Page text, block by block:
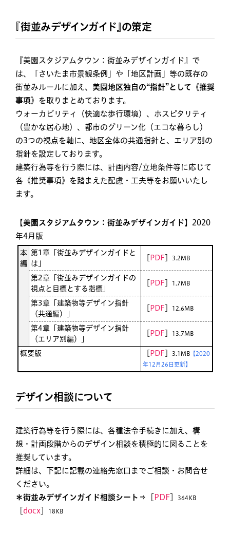
『街並みデザインガイド』の策定
『美園スタジアムタウン：街並みデザインガイド』で
は、「さいたま市景観条例」や「地区計画」等の既存の
街並みルールに加え、 美園地区独自の“指針”として《推奨
事項》 を取りまとめております。
ウォーカビリティ（快適な歩行環境）、ホスピタリティ
（豊かな居心地）、都市のグリーン化（エコな暮らし）
の3つの視点を軸に、地区全体の共通指針と、エリア別の
指針を設定しております。
建築行為等を行う際には、計画内容/立地条件等に応じて
各《推奨事項》を踏まえた配慮・工夫等をお願いいたし
ます。
【美園スタジアムタウン：街並みデザインガイド】 2020
年4月版
本
編
第1章「街並みデザインガイドと
は」
PDF 3.2MB
第2章「街並みデザインガイドの
視点と目標とする指標」
PDF 1.7MB
第3章「建築物等デザイン指針
（共通編）」
PDF 12.6MB
第4章「建築物等デザイン指針
（エリア別編）」
PDF 13.7MB
概要版 PDF 3.1MB【2020
年12月26日更新】
デザイン相談について
建築行為等を行う際には、各種法令手続きに加え、構
想・計画段階からのデザイン相談を積極的に図ることを
推奨しています。
詳細は、下記に記載の連絡先窓口までご相談・お問合せ
ください。
＊街並みデザインガイド相談シート ⇒［ PDF 364KB
docx 18KB